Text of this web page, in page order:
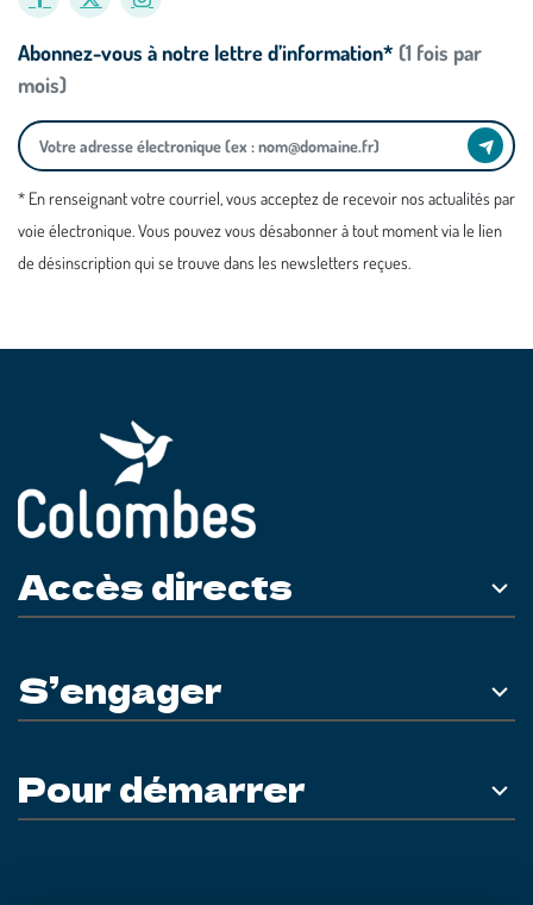
Abonnez-vous à notre lettre d’information* (1 fois par
mois)
* En renseignant votre courriel, vous acceptez de recevoir nos actualités par
voie électronique. Vous pouvez vous désabonner à tout moment via le lien
de désinscription qui se trouve dans les newsletters reçues.
Accès directs
S’engager
Pour démarrer